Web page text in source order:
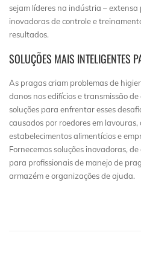
sejam líderes na indústria –
inovadoras de controle e
resultados.
SOLUÇÕES MAIS INTELIGENTES
As pragas criam problemas de
danos nos edifícios e transmissão
soluções para enfrentar esses
causados por roedores em
estabelecimentos alimentícios e
Fornecemos soluções inovadoras,
para profissionais de manejo de
armazém e organizações de ajuda.